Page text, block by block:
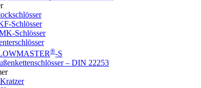
Schlösser
Schlösser
®-S
– DIN 22253